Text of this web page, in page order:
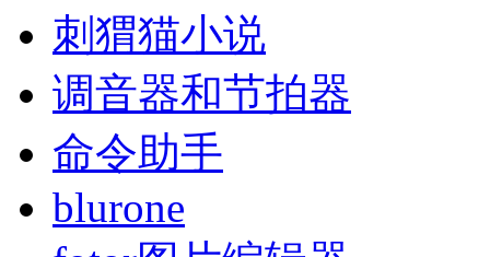
刺猬猫小说
调音器和节拍器
命令助手
blurone